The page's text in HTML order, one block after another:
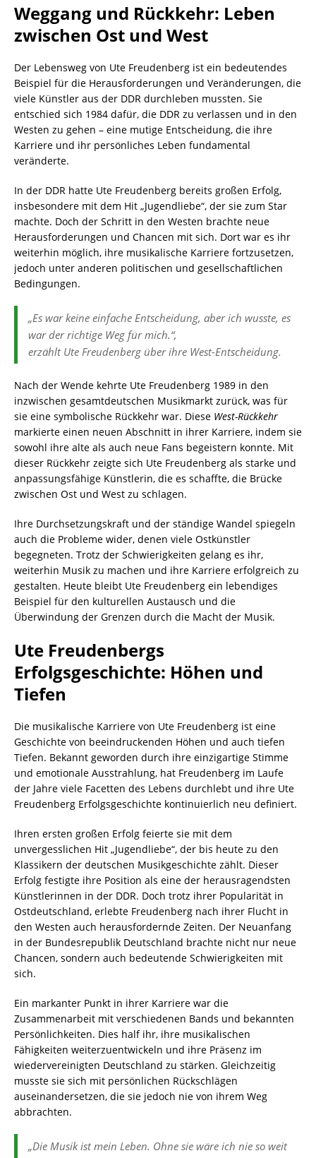
Weggang und Rückkehr: Leben
zwischen Ost und West
Der Lebensweg von Ute Freudenberg ist ein bedeutendes
Beispiel für die Herausforderungen und Veränderungen, die
viele Künstler aus der DDR durchleben mussten. Sie
entschied sich 1984 dafür, die DDR zu verlassen und in den
Westen zu gehen – eine mutige Entscheidung, die ihre
Karriere und ihr persönliches Leben fundamental
veränderte.
In der DDR hatte Ute Freudenberg bereits großen Erfolg,
insbesondere mit dem Hit „Jugendliebe“, der sie zum Star
machte. Doch der Schritt in den Westen brachte neue
Herausforderungen und Chancen mit sich. Dort war es ihr
weiterhin möglich, ihre musikalische Karriere fortzusetzen,
jedoch unter anderen politischen und gesellschaftlichen
Bedingungen.
„Es war keine einfache Entscheidung, aber ich wusste, es
war der richtige Weg für mich.“,
erzählt Ute Freudenberg über ihre West-Entscheidung.
Nach der Wende kehrte Ute Freudenberg 1989 in den
inzwischen gesamtdeutschen Musikmarkt zurück, was für
sie eine symbolische Rückkehr war. Diese West-Rückkehr
markierte einen neuen Abschnitt in ihrer Karriere, indem sie
sowohl ihre alte als auch neue Fans begeistern konnte. Mit
dieser Rückkehr zeigte sich Ute Freudenberg als starke und
anpassungsfähige Künstlerin, die es schaffte, die Brücke
zwischen Ost und West zu schlagen.
Ihre Durchsetzungskraft und der ständige Wandel spiegeln
auch die Probleme wider, denen viele Ostkünstler
begegneten. Trotz der Schwierigkeiten gelang es ihr,
weiterhin Musik zu machen und ihre Karriere erfolgreich zu
gestalten. Heute bleibt Ute Freudenberg ein lebendiges
Beispiel für den kulturellen Austausch und die
Überwindung der Grenzen durch die Macht der Musik.
Ute Freudenbergs
Erfolgsgeschichte: Höhen und
Tiefen
Die musikalische Karriere von Ute Freudenberg ist eine
Geschichte von beeindruckenden Höhen und auch tiefen
Tiefen. Bekannt geworden durch ihre einzigartige Stimme
und emotionale Ausstrahlung, hat Freudenberg im Laufe
der Jahre viele Facetten des Lebens durchlebt und ihre Ute
Freudenberg Erfolgsgeschichte kontinuierlich neu definiert.
Ihren ersten großen Erfolg feierte sie mit dem
unvergesslichen Hit „Jugendliebe“, der bis heute zu den
Klassikern der deutschen Musikgeschichte zählt. Dieser
Erfolg festigte ihre Position als eine der herausragendsten
Künstlerinnen in der DDR. Doch trotz ihrer Popularität in
Ostdeutschland, erlebte Freudenberg nach ihrer Flucht in
den Westen auch herausfordernde Zeiten. Der Neuanfang
in der Bundesrepublik Deutschland brachte nicht nur neue
Chancen, sondern auch bedeutende Schwierigkeiten mit
sich.
Ein markanter Punkt in ihrer Karriere war die
Zusammenarbeit mit verschiedenen Bands und bekannten
Persönlichkeiten. Dies half ihr, ihre musikalischen
Fähigkeiten weiterzuentwickeln und ihre Präsenz im
wiedervereinigten Deutschland zu stärken. Gleichzeitig
musste sie sich mit persönlichen Rückschlägen
auseinandersetzen, die sie jedoch nie von ihrem Weg
abbrachten.
„Die Musik ist mein Leben. Ohne sie wäre ich nie so weit